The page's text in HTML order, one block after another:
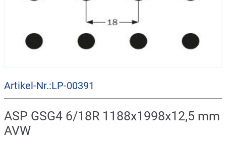
Artikel-Nr.:LP-00391
ASP GSG4 6/18R 1188x1998x12,5 mm
AVW